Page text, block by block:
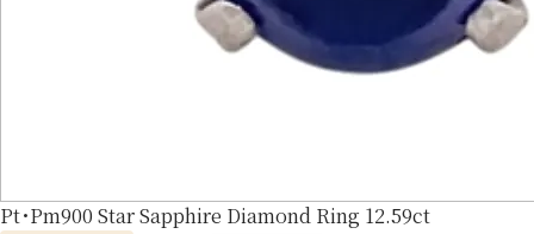
Pt･Pm900 Star Sapphire Diamond Ring 12.59ct